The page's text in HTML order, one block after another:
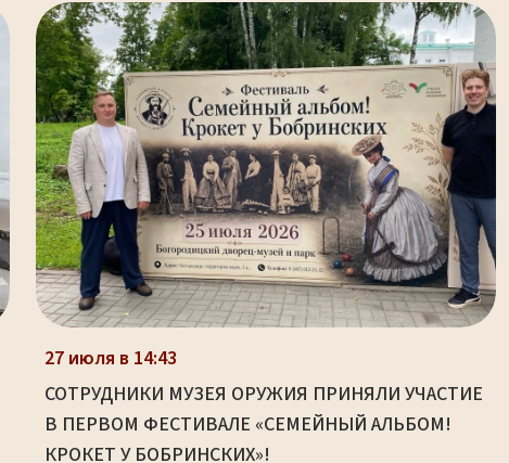
27 июля в 14:43
СОТРУДНИКИ МУЗЕЯ ОРУЖИЯ ПРИНЯЛИ УЧАСТИЕ
В ПЕРВОМ ФЕСТИВАЛЕ «СЕМЕЙНЫЙ АЛЬБОМ!
КРОКЕТ У БОБРИНСКИХ»!